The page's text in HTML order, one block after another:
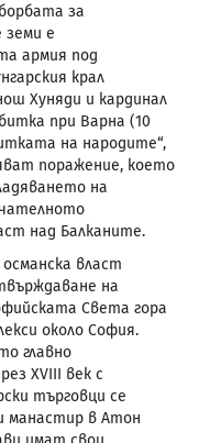
за
земи е
армия под
крал
Хуняди и кардинал
при Варна (10
на народите“,
поражение, което
на
над Балканите.
власт
на
Света гора
около София.
главно
XVIII век с
търговци се
манастир в Атон